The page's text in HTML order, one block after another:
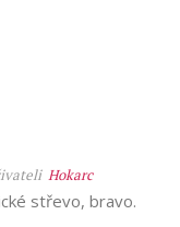
Hokarc
střevo, bravo.